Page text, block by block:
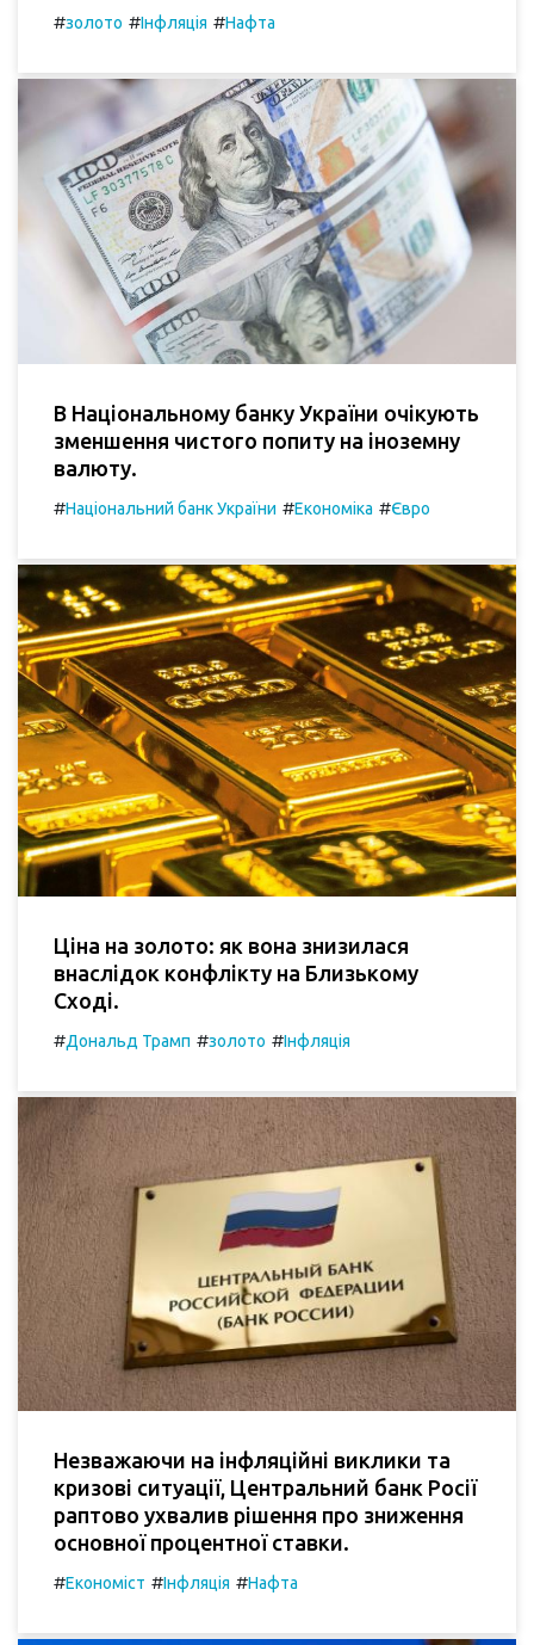
#золото #Інфляція #Нафта
В Національному банку України очікують
зменшення чистого попиту на іноземну
валюту.
#Національний банк України #Економіка #Євро
Ціна на золото: як вона знизилася
внаслідок конфлікту на Близькому
Сході.
#Дональд Трамп #золото #Інфляція
Незважаючи на інфляційні виклики та
кризові ситуації, Центральний банк Росії
раптово ухвалив рішення про зниження
основної процентної ставки.
#Економіст #Інфляція #Нафта